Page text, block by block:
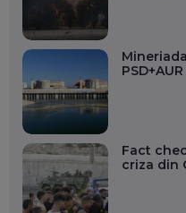
PSD+AUR
Fact
criza din